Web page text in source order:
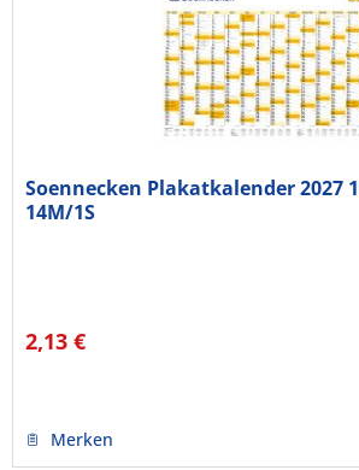
Soennecken Plakatkalender 2027
14M/1S
2,13 €
Merken